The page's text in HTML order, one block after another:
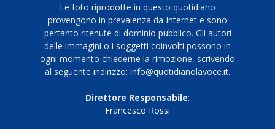
Le foto riprodotte in questo quotidiano
provengono in prevalenza da Internet e sono
pertanto ritenute di dominio pubblico. Gli autori
delle immagini o i soggetti coinvolti possono in
ogni momento chiederne la rimozione, scrivendo
al seguente indirizzo: info@quotidianolavoce.it.
Direttore Responsabile:
Francesco Rossi